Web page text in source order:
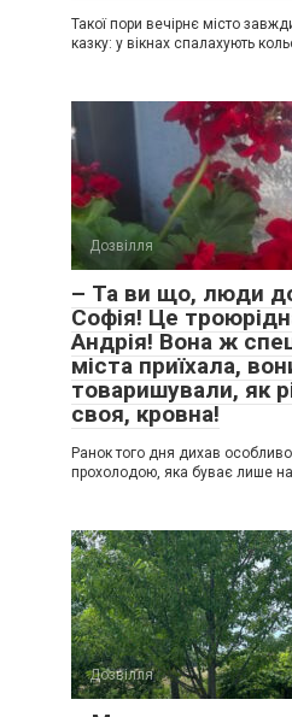
Такої пори вечірнє місто
казку: у вікнах спалахують
Дозвілля
– Та ви що, люди
Софія! Це
Андрія! Вона ж
міста приїхала,
товаришували, як
своя, кровна!
Ранок того дня дихав
прохолодою, яка буває лише на
Дозвілля